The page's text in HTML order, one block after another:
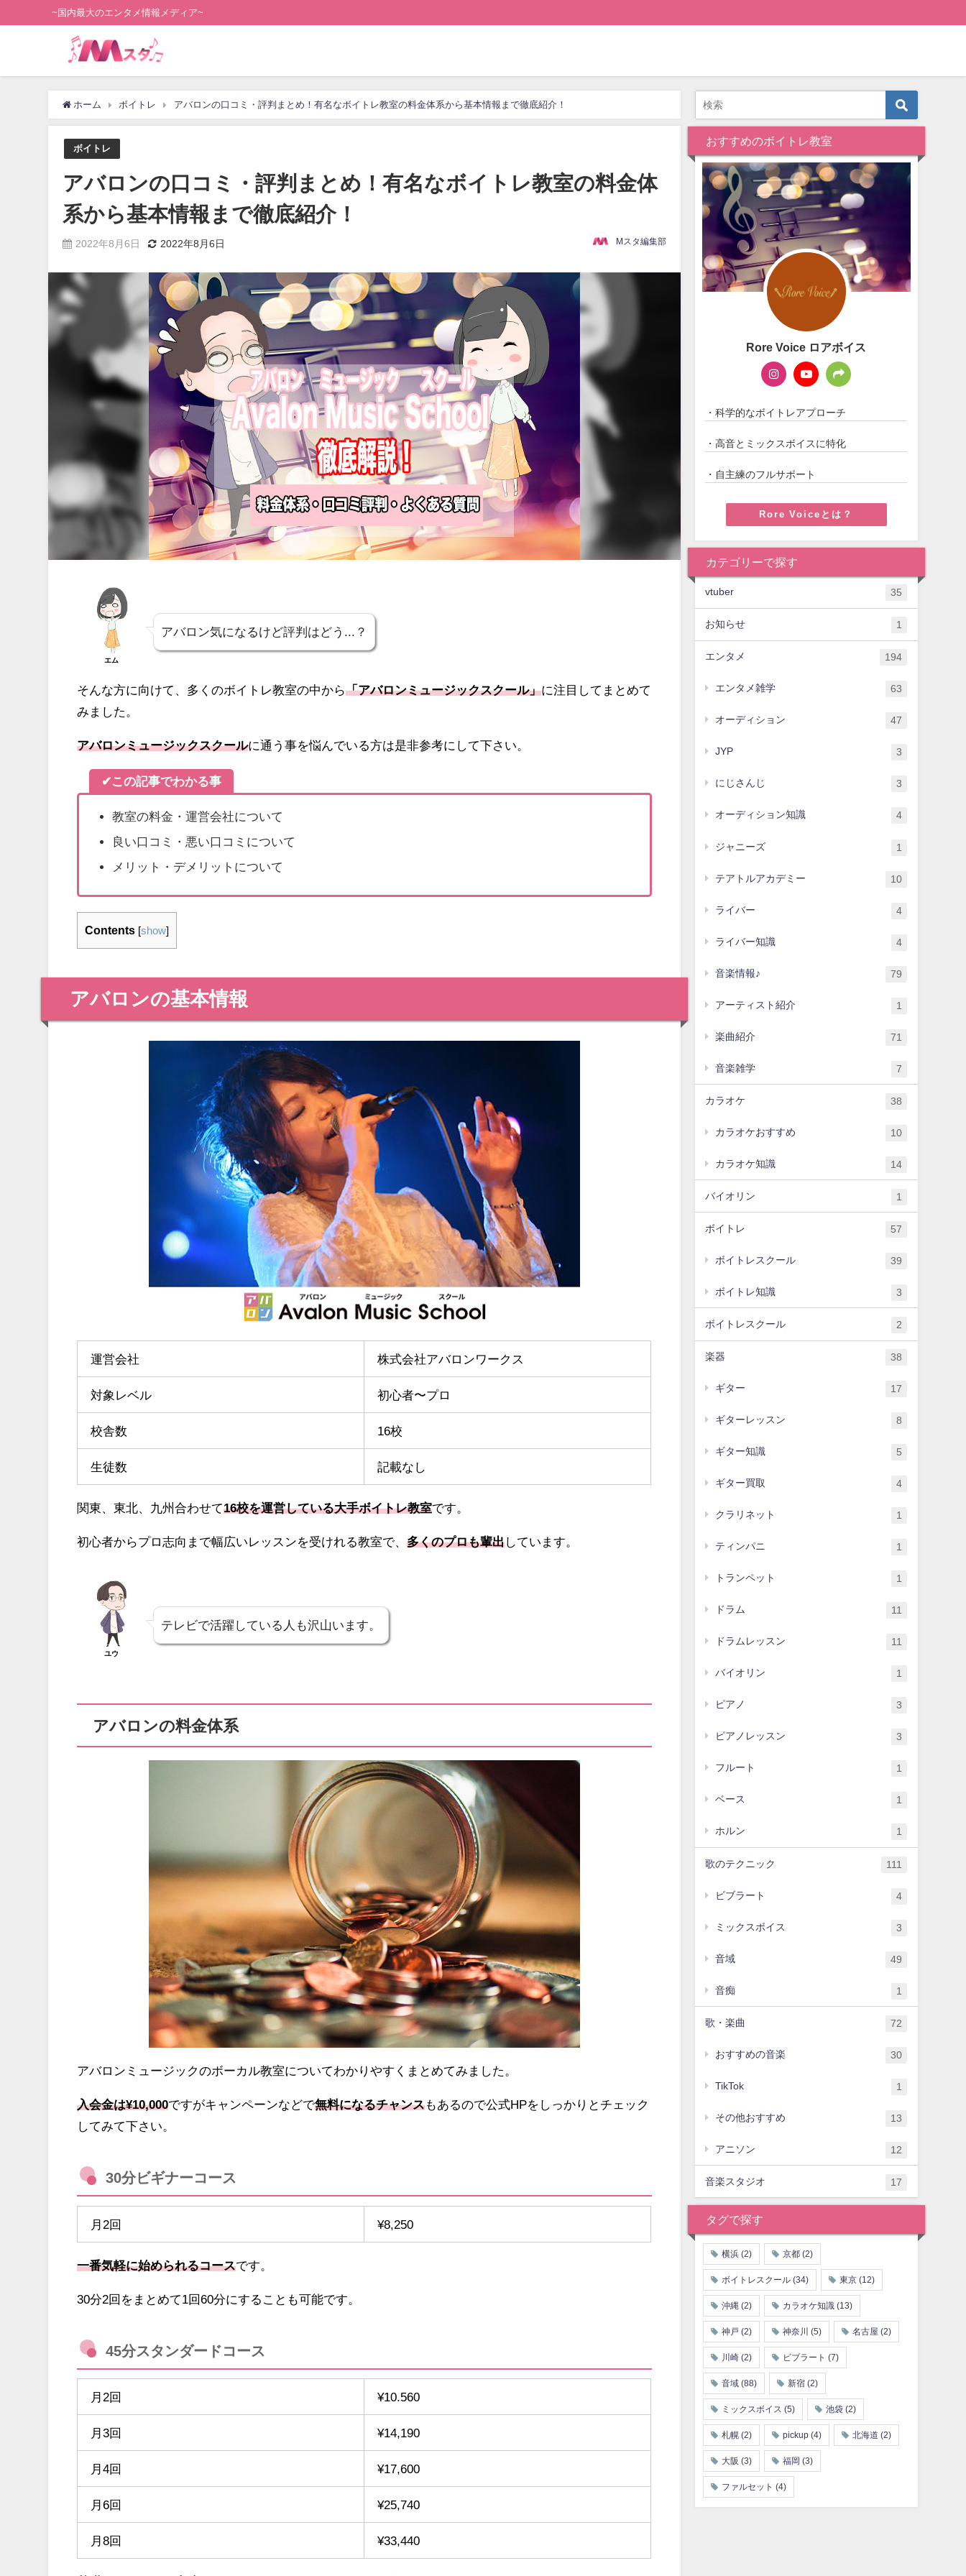
~国内最大のエンタメ情報メディア~
ホーム ボイトレ アバロンの口コミ・評判まとめ！有名なボイトレ教室の料金体系から基本情報まで徹底紹介！
ボイトレ
アバロンの口コミ・評判まとめ！有名なボイトレ教室の料金体
系から基本情報まで徹底紹介！
2022年8月6日 2022年8月6日 Mスタ編集部
エム
アバロン気になるけど評判はどう...？
そんな方に向けて、多くのボイトレ教室の中から「アバロンミュージックスクール」に注目してまとめて
みました。
アバロンミュージックスクールに通う事を悩んでいる方は是非参考にして下さい。
✔この記事でわかる事
教室の料金・運営会社について
良い口コミ・悪い口コミについて
メリット・デメリットについて
Contents [show]
アバロンの基本情報
運営会社 株式会社アバロンワークス
対象レベル 初心者〜プロ
校舎数 16校
生徒数 記載なし
関東、東北、九州合わせて16校を運営している大手ボイトレ教室です。
初心者からプロ志向まで幅広いレッスンを受けれる教室で、多くのプロも輩出しています。
ユウ
テレビで活躍している人も沢山います。
アバロンの料金体系
アバロンミュージックのボーカル教室についてわかりやすくまとめてみました。
入会金は¥10,000ですがキャンペーンなどで無料になるチャンスもあるので公式HPをしっかりとチェック
してみて下さい。
30分ビギナーコース
月2回 ¥8,250
一番気軽に始められるコースです。
30分2回をまとめて1回60分にすることも可能です。
45分スタンダードコース
月2回 ¥10.560
月3回 ¥14,190
月4回 ¥17,600
月6回 ¥25,740
月8回 ¥33,440
おすすめのボイトレ教室
Rore Voice ロアボイス
・科学的なボイトレアプローチ
・高音とミックスボイスに特化
・自主練のフルサポート
Rore Voiceとは？
カテゴリーで探す
vtuber 35
お知らせ 1
エンタメ 194
エンタメ雑学 63
オーディション 47
JYP 3
にじさんじ 3
オーディション知識 4
ジャニーズ 1
テアトルアカデミー 10
ライバー 4
ライバー知識 4
音楽情報♪ 79
アーティスト紹介 1
楽曲紹介 71
音楽雑学 7
カラオケ 38
カラオケおすすめ 10
カラオケ知識 14
バイオリン 1
ボイトレ 57
ボイトレスクール 39
ボイトレ知識 3
ボイトレスクール 2
楽器 38
ギター 17
ギターレッスン 8
ギター知識 5
ギター買取 4
クラリネット 1
ティンパニ 1
トランペット 1
ドラム 11
ドラムレッスン 11
バイオリン 1
ピアノ 3
ピアノレッスン 3
フルート 1
ベース 1
ホルン 1
歌のテクニック 111
ビブラート 4
ミックスボイス 3
音域 49
音痴 1
歌・楽曲 72
おすすめの音楽 30
TikTok 1
その他おすすめ 13
アニソン 12
音楽スタジオ 17
タグで探す
横浜(2) 京都(2)
ボイトレスクール(34) 東京(12)
沖縄 (2) カラオケ知識 (13)
神戸 (2) 神奈川 (5) 名古屋 (2)
川崎(2) ビブラート (7)
音域(88) 新宿(2)
ミックスボイス (5) 池袋(2)
札幌(2) pickup(4) 北海道 (2)
大阪 (3) 福岡 (3)
ファルセット (4)